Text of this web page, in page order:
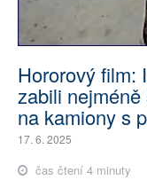
Hororový film:
zabili
na kamiony s
17. 6. 2025
čas čtení 4 minuty